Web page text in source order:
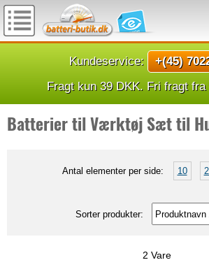
Kundeservice:
+(45)
Fragt kun 39 DKK. Fri fragt fra
Batterier til Værktøj Sæt til
Antal elementer per side: 10
Sorter produkter:
2 Vare